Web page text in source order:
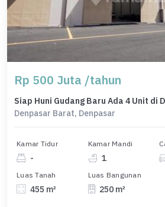
Rp 500 Juta /tahun
Siap Huni Gudang Baru Ada 4 Unit di
Denpasar Barat, Denpasar
Kamar Tidur
-
Kamar Mandi
1
Luas Tanah
455 m²
Luas Bangunan
250 m²